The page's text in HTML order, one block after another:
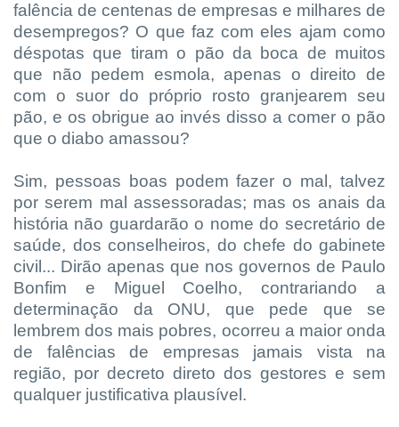
falência de centenas de empresas e milhares de
desempregos? O que faz com eles ajam como
déspotas que tiram o pão da boca de muitos
que não pedem esmola, apenas o direito de
com o suor do próprio rosto granjearem seu
pão, e os obrigue ao invés disso a comer o pão
que o diabo amassou?
Sim, pessoas boas podem fazer o mal, talvez
por serem mal assessoradas; mas os anais da
história não guardarão o nome do secretário de
saúde, dos conselheiros, do chefe do gabinete
civil... Dirão apenas que nos governos de Paulo
Bonfim e Miguel Coelho, contrariando a
determinação da ONU, que pede que se
lembrem dos mais pobres, ocorreu a maior onda
de falências de empresas jamais vista na
região, por decreto direto dos gestores e sem
qualquer justificativa plausível.